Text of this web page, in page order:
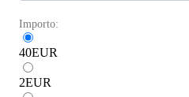
Importo:
40EUR
2EUR